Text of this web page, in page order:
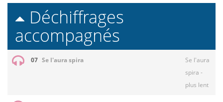
Déchiffrages
accompagnés
07 Se l'aura spira
Se l'aura
spira -
plus lent